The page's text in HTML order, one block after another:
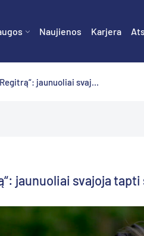
Naujienos Karjera
jaunuoliai svaj...
jaunuoliai svajoja